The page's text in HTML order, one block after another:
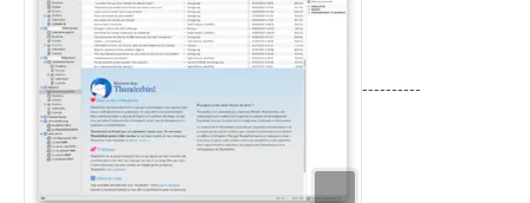
----------